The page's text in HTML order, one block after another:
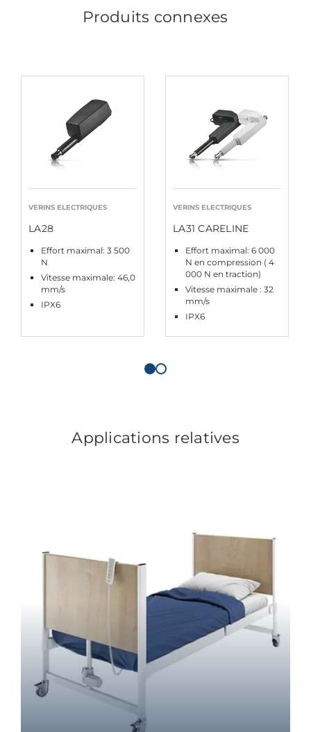
Produits connexes
VERINS ELECTRIQUES
LA28
Effort maximal: 3 500
N
Vitesse maximale: 46,0
mm/s
IPX6
VERINS ELECTRIQUES
LA31 CARELINE
Effort maximal: 6 000
N en compression ( 4
000 N en traction)
Vitesse maximale : 32
mm/s
IPX6
Applications relatives